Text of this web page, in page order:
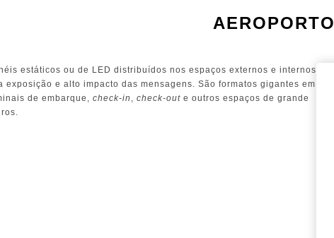
AEROPORTO
estáticos ou de LED distribuídos nos espaços externos e internos
exposição e alto impacto das mensagens. São formatos gigantes em
de embarque, check-in , check-out e outros espaços de grande